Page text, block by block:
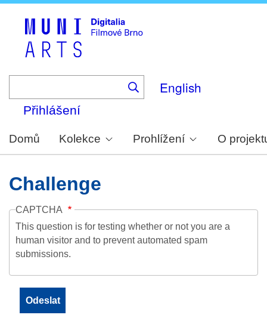
English
Přihlášení
Domů Kolekce Prohlížení O
Challenge
CAPTCHA
This question is for testing whether or not you are a
human visitor and to prevent automated spam
submissions.